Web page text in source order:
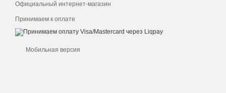
Официальный интернет-магазин
Принимаем к оплате
Мобильная версия